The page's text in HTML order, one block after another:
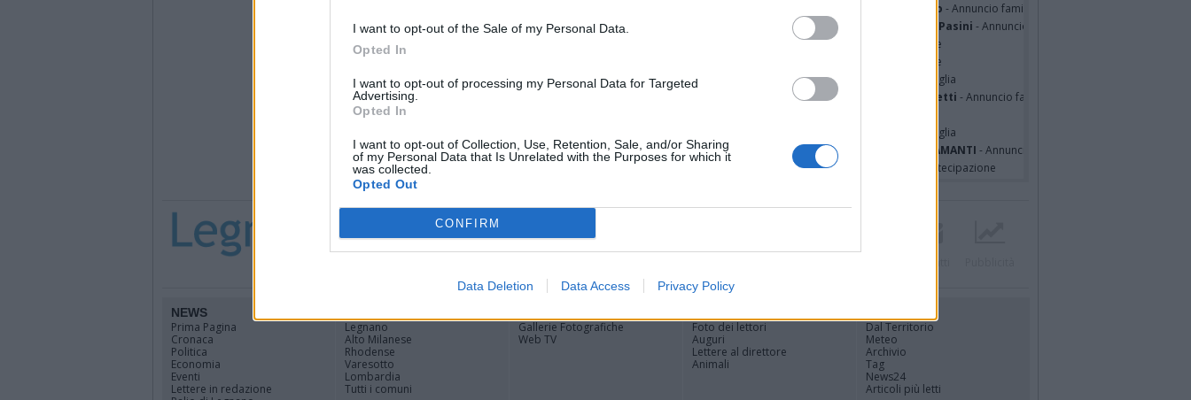
I want to opt-out of the Sale of my Personal Data.
Opted In
I want to opt-out of processing my Personal Data for Targeted
Advertising.
Opted In
I want to opt-out of Collection, Use, Retention, Sale, and/or Sharing
of my Personal Data that Is Unrelated with the Purposes for which it
was collected.
Opted Out
CONFIRM
Data Deletion Data Access Privacy Policy
Teresa Squicciarini ved. Greco - Annuncio famiglia
Clementina Martinenghi ved. Pasini - Annuncio famiglia
Riccardo Basile
- Partecipazione
- Partecipazione
Anthony Napoli
- Annuncio famiglia
Gianfranco Schieroni Giacometti - Annuncio famiglia
- Annuncio famiglia
ROSA MALINVERNO ved. TETTAMANTI - Annuncio famiglia
Maria Panisi ved. Bianchi
- Partecipazione
NEWS
Prima Pagina
Cronaca
Politica
Economia
Eventi
Lettere in redazione
Legnano
Alto Milanese
Rhodense
Varesotto
Lombardia
Tutti i comuni
Gallerie Fotografiche
Web TV
Foto dei lettori
Auguri
Lettere al direttore
Animali
Dal Territorio
Meteo
Archivio
Tag
News24
Articoli più letti